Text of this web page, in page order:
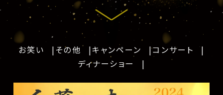
お笑い その他 キャンペーン
コンサート
ディナーショー